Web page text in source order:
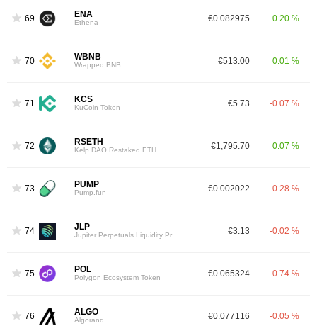
69 ENA
Ethena €0.082975 0.20 %
70 WBNB
Wrapped BNB €513.00 0.01 %
71 KCS
KuCoin Token €5.73 -0.07 %
72 RSETH
Kelp DAO Restaked ETH €1,795.70 0.07 %
73 PUMP
Pump.fun €0.002022 -0.28 %
74 JLP €3.13 -0.02 %
75 POL
Polygon Ecosystem Token €0.065324 -0.74 %
76 ALGO
Algorand €0.077116 -0.05 %